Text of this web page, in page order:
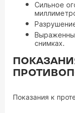
Сильное
снимках.
Показания к